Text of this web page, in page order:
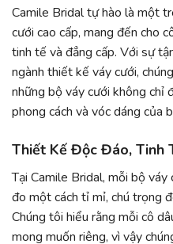
Camile Bridal tự hào là một
cưới cao cấp, mang đến cho
tinh tế và đẳng cấp. Với sự
ngành thiết kế váy cưới,
những bộ váy cưới không chỉ
phong cách và vóc dáng của
Thiết Kế Độc Đáo, Tinh
Tại Camile Bridal, mỗi bộ
đo một cách tỉ mỉ, chú trọng
Chúng tôi hiểu rằng mỗi cô
mong muốn riêng, vì vậy